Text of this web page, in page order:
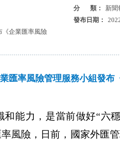
分 類：
新聞
發布日期：
《企業匯率風險
匯率風險管理服務小組發布
和能力，是當前做好“六
風險，日前，國家外匯